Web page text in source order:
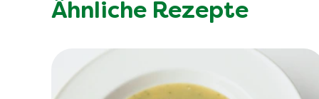
Ähnliche Rezepte